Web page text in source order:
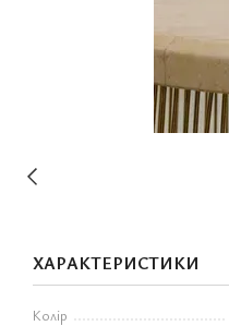
ХАРАКТЕРИСТИКИ
Колір